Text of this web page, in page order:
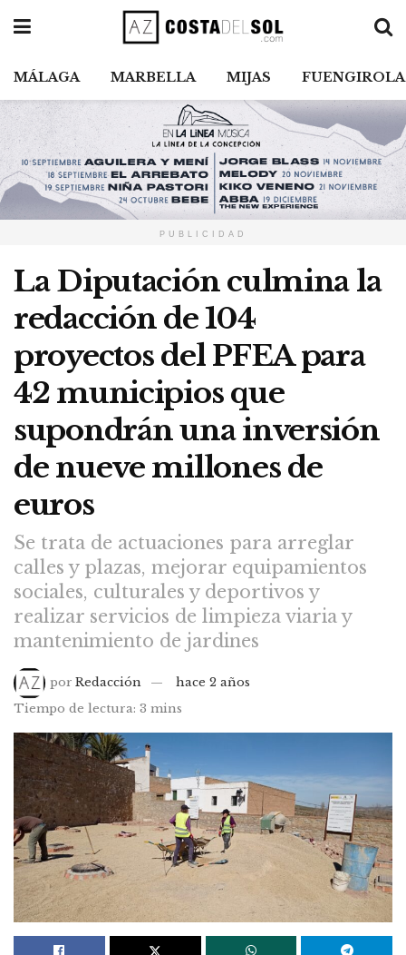
MÁLAGA MARBELLA MIJAS FUENGIROLA
PUBLICIDAD
La Diputación culmina la
redacción de 104
proyectos del PFEA para
42 municipios que
supondrán una inversión
de nueve millones de
euros
Se trata de actuaciones para arreglar
calles y plazas, mejorar equipamientos
sociales, culturales y deportivos y
realizar servicios de limpieza viaria y
mantenimiento de jardines
por Redacción
hace 2 años
Tiempo de lectura: 3 mins